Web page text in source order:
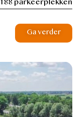
188 parkeerplekken
Ga verder